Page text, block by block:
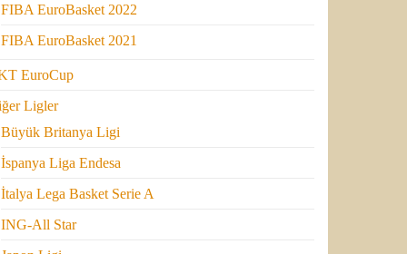
FIBA EuroBasket 2022
FIBA EuroBasket 2021
EuroCup
Ligler
Büyük Britanya Ligi
İspanya Liga Endesa
İtalya Lega Basket Serie A
ING-All Star